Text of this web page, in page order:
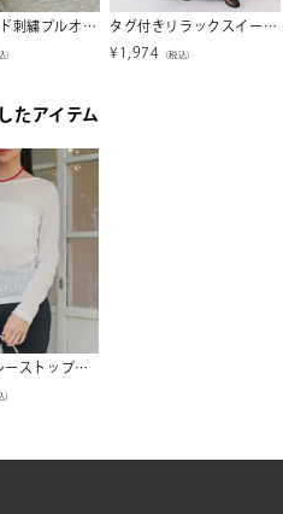
ポンチコード刺繍プルオーバー
）
タグ付きリラックスイージーパンツ
¥ 1,974 （税込）
たアイテム
前後2wayレーストップス【miette ミエット】【メール便可／100】
）